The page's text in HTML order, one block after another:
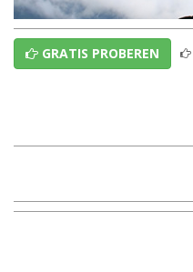
GRATIS PROBEREN